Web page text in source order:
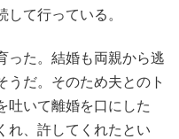
て行っている。
った。結婚も両親から逃
うだ。そのため夫とのト
吐いて離婚を口にした
れ、許してくれたとい